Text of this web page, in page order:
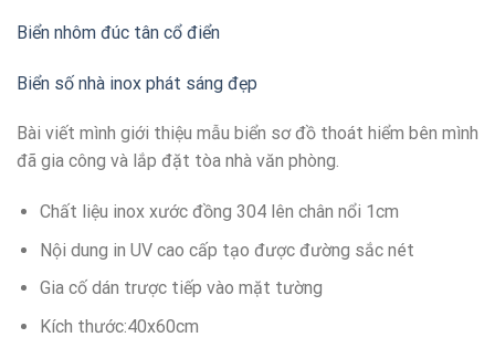
Biển nhôm đúc tân cổ điển
Biển số nhà inox phát sáng đẹp
Bài viết mình giới thiệu mẫu biển sơ đồ thoát hiểm bên mình
đã gia công và lắp đặt tòa nhà văn phòng.
Chất liệu inox xước đồng 304 lên chân nổi 1cm
Nội dung in UV cao cấp tạo được đường sắc nét
Gia cố dán trược tiếp vào mặt tường
Kích thước:40x60cm